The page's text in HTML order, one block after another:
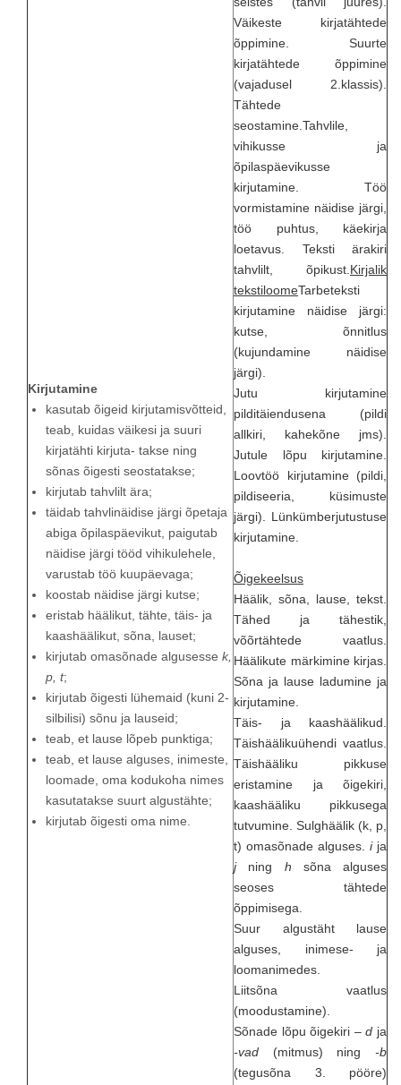
Kirjutamine
kasutab õigeid kirjutamisvõtteid,
teab, kuidas väikesi ja suuri
kirjatähti kirjuta- takse ning
sõnas õigesti seostatakse;
kirjutab tahvlilt ära;
täidab tahvlinäidise järgi õpetaja
abiga õpilaspäevikut, paigutab
näidise järgi tööd vihikulehele,
varustab töö kuupäevaga;
koostab näidise järgi kutse;
eristab häälikut, tähte, täis- ja
kaashäälikut, sõna, lauset;
kirjutab omasõnade algusesse k,
p, t;
kirjutab õigesti lühemaid (kuni 2-
silbilisi) sõnu ja lauseid;
teab, et lause lõpeb punktiga;
teab, et lause alguses, inimeste,
loomade, oma kodukoha nimes
kasutatakse suurt algustähte;
kirjutab õigesti oma nime.
Väikeste kirjatähtede
õppimine. Suurte
kirjatähtede õppimine
(vajadusel 2.klassis).
Tähtede
seostamine.Tahvlile,
vihikusse ja
õpilaspäevikusse
kirjutamine. Töö
vormistamine näidise järgi,
töö puhtus, käekirja
loetavus. Teksti ärakiri
tahvlilt, õpikust. Kirjalik
tekstiloomeTarbeteksti
kirjutamine näidise järgi:
kutse, õnnitlus
(kujundamine näidise
järgi).
Jutu kirjutamine
pilditäiendusena (pildi
allkiri, kahekõne jms).
Jutule lõpu kirjutamine.
Loovtöö kirjutamine (pildi,
pildiseeria, küsimuste
järgi). Lünkümberjutustuse
kirjutamine.
Õigekeelsus
Häälik, sõna, lause, tekst.
Tähed ja tähestik,
võõrtähtede vaatlus.
Häälikute märkimine kirjas.
Sõna ja lause ladumine ja
kirjutamine.
Täis- ja kaashäälikud.
Täishäälikuühendi vaatlus.
Täishääliku pikkuse
eristamine ja õigekiri,
kaashääliku pikkusega
tutvumine. Sulghäälik (k, p,
t) omasõnade alguses. ija
jning h sõna alguses
seoses tähtede
õppimisega.
Suur algustäht lause
alguses, inimese- ja
loomanimedes.
Liitsõna vaatlus
(moodustamine).
Sõnade lõpu õigekiri – d ja
-vad (mitmus) ning -b
(tegusõna 3. pööre)